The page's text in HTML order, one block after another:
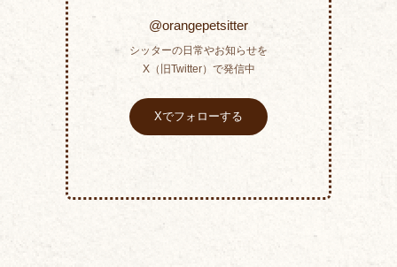
@orangepetsitter
シッターの日常やお知らせを
X（旧Twitter）で発信中
Xでフォローする